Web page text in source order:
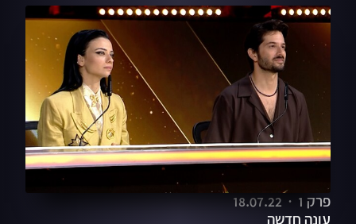
פרק 1
18.07.22
עונה חדשה